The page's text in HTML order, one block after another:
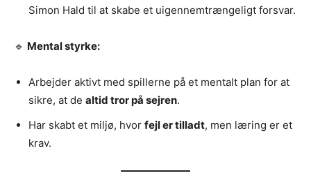
Simon Hald til at skabe et uigennemtrængeligt forsvar.
🔹 Mental styrke:
Arbejder aktivt med spillerne på et mentalt plan for at
sikre, at de altid tror på sejren.
Har skabt et miljø, hvor fejl er tilladt, men læring er et
krav.